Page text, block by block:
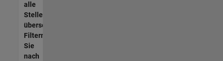
alle
Stellen
übersetzt.
Filtern
Sie
nach